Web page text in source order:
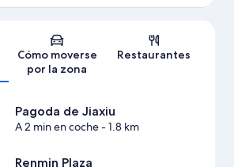
Cómo moverse
por la zona
Restaurantes
Pagoda de Jiaxiu
A 2 min en coche- 1.8 km
Renmin Plaza